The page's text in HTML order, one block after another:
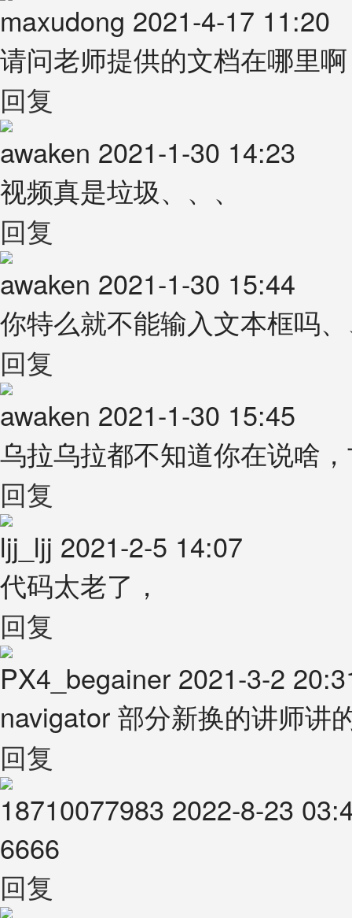
maxudong 2021-4-17 11:20
请问老师提供的文档在哪里啊
回复
awaken 2021-1-30 14:23
视频真是垃圾、、、
回复
awaken 2021-1-30 15:44
你特么就不能输入文本框吗
回复
awaken 2021-1-30 15:45
乌拉乌拉都不知道你在说啥
回复
ljj_ljj 2021-2-5 14:07
代码太老了，
回复
PX4_begainer 2021-3-2
navigator 部分新换的讲师讲
回复
18710077983 2022-8-23
6666
回复